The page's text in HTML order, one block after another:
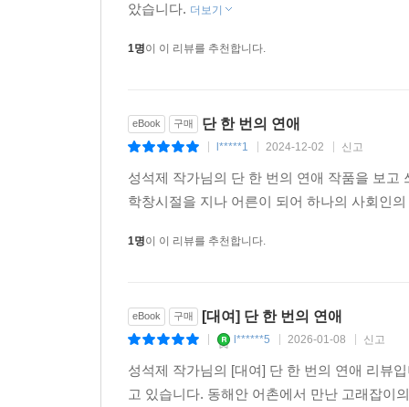
았습니다. 더보기
1명이 이 리뷰를 추천합니다.
eBook 구매 단 한 번의 연애
l*****1 2024-12-02 신고
성석제 작가님의 단 한 번의 연애 작품을 보
학창시절을 지나 어른이 되어 하나의 사회인
1명이 이 리뷰를 추천합니다.
eBook 구매 [대여] 단 한 번의 연애
l******5 2026-01-08 신고
성석제 작가님의 [대여] 단 한 번의 연애 리뷰
고 있습니다. 동해안 어촌에서 만난 고래잡이